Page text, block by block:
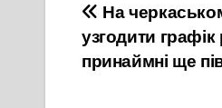
Навігація
записів
На
узгодити
принаймні ще